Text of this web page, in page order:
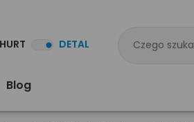
HURT DETAL
Blog